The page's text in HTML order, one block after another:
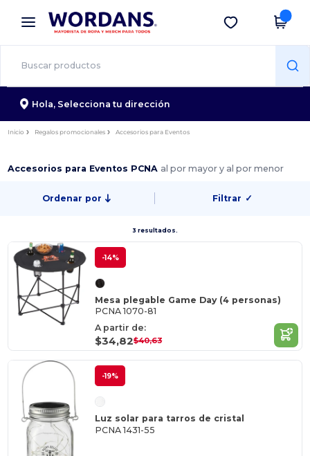
× App de Wordans
¡Mejores precios en app!
Descargar app
Hola, Selecciona tu dirección
Inicio Regalos promocionales Accesorios para Eventos
Accesorios para Eventos PCNA al por mayor y al por menor
Ordenar por Filtrar ✓
3 resultados.
-14%
Mesa plegable Game Day (4 personas)
PCNA 1070-81
A partir de:
$34,82$40,63
-19%
Luz solar para tarros de cristal
PCNA 1431-55